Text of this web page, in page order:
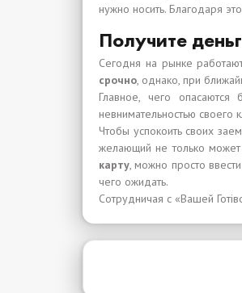
нужно носить. Благодаря
Получите
Сегодня на рынке
срочно, однако, при
Главное, чего
невнимательностью своего
Чтобы успокоить своих
желающий не только
карту, можно просто
чего ожидать.
Сотрудничая с «Вашей